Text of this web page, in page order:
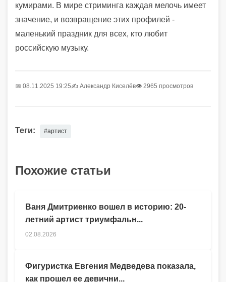
кумирами. В мире стриминга каждая мелочь имеет
значение, и возвращение этих профилей -
маленький праздник для всех, кто любит
российскую музыку.
📅 08.11.2025 19:25✍️ Александр Киселёв👁 2965 просмотров
Теги: #артист
Похожие статьи
Ваня Дмитриенко вошел в историю: 20-
летний артист триумфальн...
02.08.2026
Фигуристка Евгения Медведева показала,
как прошел ее девични...